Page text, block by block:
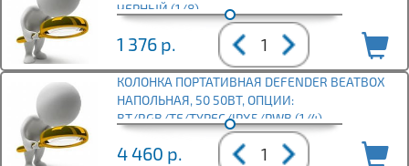
ЧЕРНЫЙ (1/8)
1 376 р.
КОЛОНКА ПОРТАТИВНАЯ DEFENDER BEATBOX
НАПОЛЬНАЯ, 50 50ВТ, ОПЦИИ:
BT/RGB/TF/TYPEC/IPX5/PWB (1/4)
4 460 р.